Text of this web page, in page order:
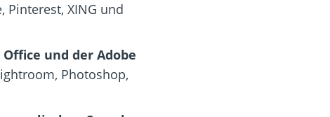
Pinterest, XING und
Office und der Adobe
Photoshop,